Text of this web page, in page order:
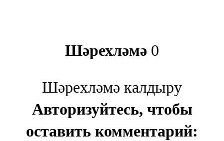
Шәрехләмә 0
Шәрехләмә калдыру
Авторизуйтесь, чтобы
оставить комментарий: